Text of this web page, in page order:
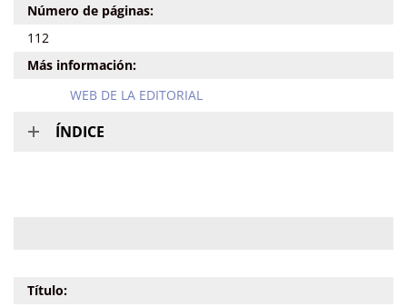
Número de páginas:
112
Más información:
WEB DE LA EDITORIAL
ÍNDICE
Título: